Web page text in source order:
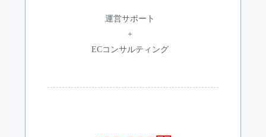
運営サポート
+
ECコンサルティング